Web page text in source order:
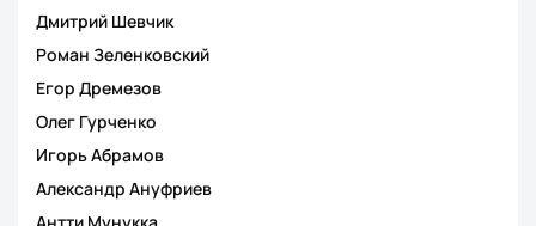
Дмитрий Шевчик
Роман Зеленковский
Егор Дремезов
Олег Гурченко
Игорь Абрамов
Александр Ануфриев